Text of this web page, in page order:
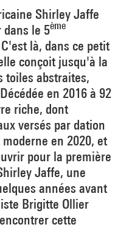
Shirley Jaffe
le 5ème
là, dans ce petit
conçoit jusqu'à la
toiles abstraites,
en 2016 à 92
riche, dont
versés par dation
en 2020, et
pour la première
Jaffe, une
années avant
Brigitte Ollier
cette